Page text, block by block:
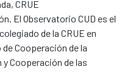
CRUE
El Observatorio CUD es el
de la CRUE en
Cooperación de la
Cooperación de las